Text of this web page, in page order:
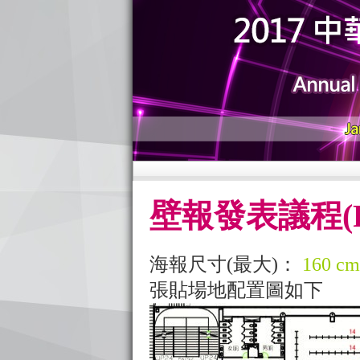
壁報發表議程
海報尺寸(最大)：
160
張貼場地配置圖如下